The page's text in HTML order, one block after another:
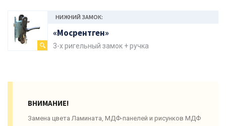
НИЖНИЙ ЗАМОК:
«Мосрентген»
3-х ригельный замок + ручка
ВНИМАНИЕ!
Замена цвета Ламината, МДФ-панелей и рисунков МДФ